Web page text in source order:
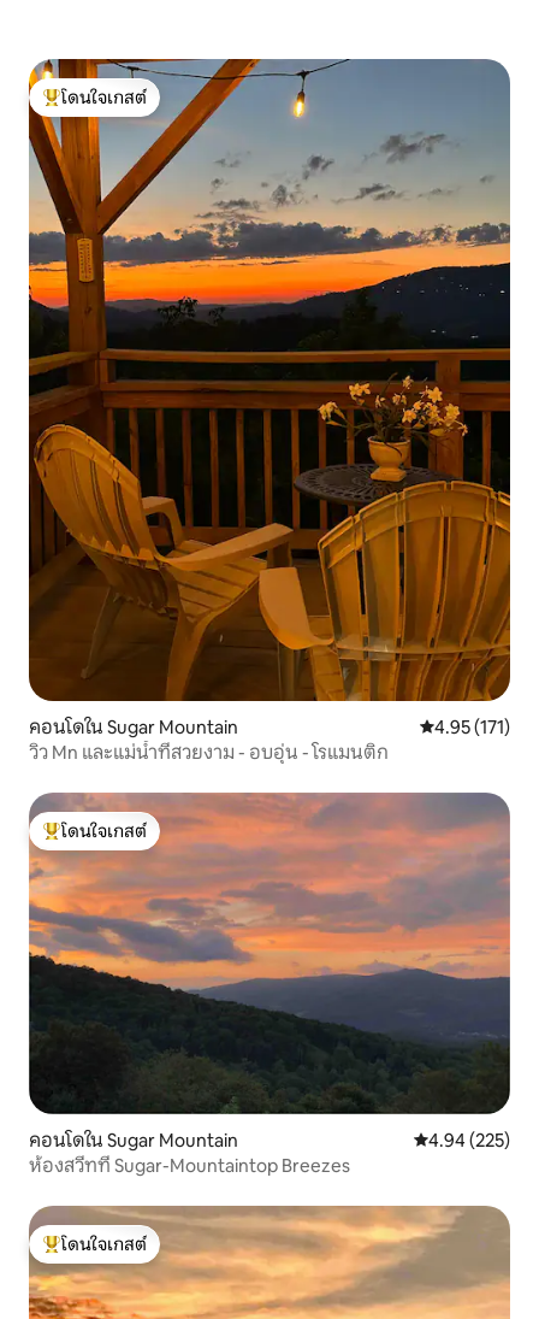
โดนใจเกสต์ที่สุด
โดนใจเกสต์
คอนโดใน Sugar Mountain คะแนนเฉลี่ย
4.95 (171)
วิว Mn และแม่น้ำที่สวยงาม - อบอุ่น - โรแมนติก
โดนใจเกสต์ที่สุด
โดนใจเกสต์
คอนโดใน Sugar Mountain คะแนนเฉลี่ย
4.94 (225)
ห้องสวีทที่ Sugar-Mountaintop Breezes
โดนใจเกสต์ที่สุด
โดนใจเกสต์